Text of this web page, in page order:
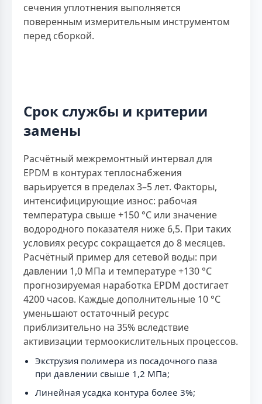
сечения уплотнения выполняется
поверенным измерительным инструментом
перед сборкой.
Срок службы и критерии
замены
Расчётный межремонтный интервал для
EPDM в контурах теплоснабжения
варьируется в пределах 3–5 лет. Факторы,
интенсифицирующие износ: рабочая
температура свыше +150 °С или значение
водородного показателя ниже 6,5. При таких
условиях ресурс сокращается до 8 месяцев.
Расчётный пример для сетевой воды: при
давлении 1,0 МПа и температуре +130 °С
прогнозируемая наработка EPDM достигает
4200 часов. Каждые дополнительные 10 °С
уменьшают остаточный ресурс
приблизительно на 35% вследствие
активизации термоокислительных процессов.
Экструзия полимера из посадочного паза
при давлении свыше 1,2 МПа;
Линейная усадка контура более 3%;